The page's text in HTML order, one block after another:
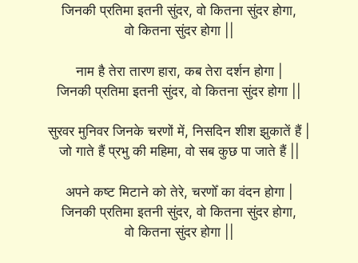
जिनकी प्रतिमा इतनी सुंदर, वो कितना सुंदर होगा,
वो कितना सुंदर होगा ||
नाम है तेरा तारण हारा, कब तेरा दर्शन होगा |
जिनकी प्रतिमा इतनी सुंदर, वो कितना सुंदर होगा ||
सुरवर मुनिवर जिनके चरणों में, निसदिन शीश झुकातें हैं |
जो गाते हैं प्रभु की महिमा, वो सब कुछ पा जाते हैं ||
अपने कष्ट मिटाने को तेरे, चरणोँ का वंदन होगा |
जिनकी प्रतिमा इतनी सुंदर, वो कितना सुंदर होगा,
वो कितना सुंदर होगा ||